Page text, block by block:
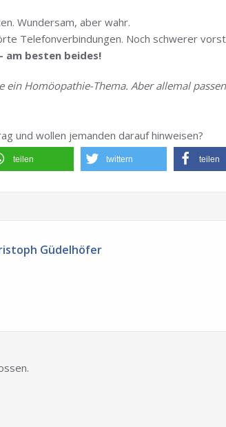
Wundersam, aber wahr.
Telefonverbindungen. Noch schwerer
am besten beides!
ein Homöopathie-Thema. Aber allemal
und wollen jemanden darauf hinweisen?
teilen twittern teilen
Güdelhöfer